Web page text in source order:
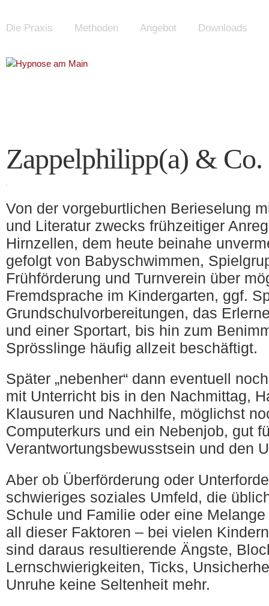
Die Praxis Methoden Angebot Downloads
Zappelphilipp(a) & Co.
Von der vorgeburtlichen Berieselung
und Literatur zwecks frühzeitiger
Hirnzellen, dem heute beinahe
gefolgt von Babyschwimmen,
Frühförderung und Turnverein über
Fremdsprache im Kindergarten, ggf.
Grundschulvorbereitungen, das
und einer Sportart, bis hin zum
Sprösslinge häufig allzeit beschäftigt.
Später „nebenher“ dann eventuell
mit Unterricht bis in den Nachmittag,
Klausuren und Nachhilfe, möglichst
Computerkurs und ein Nebenjob, gut
Verantwortungsbewusstsein und den
Aber ob Überförderung oder
schwieriges soziales Umfeld, die
Schule und Familie oder eine
all dieser Faktoren – bei vielen
sind daraus resultierende Ängste,
Lernschwierigkeiten, Ticks,
Unruhe keine Seltenheit mehr.